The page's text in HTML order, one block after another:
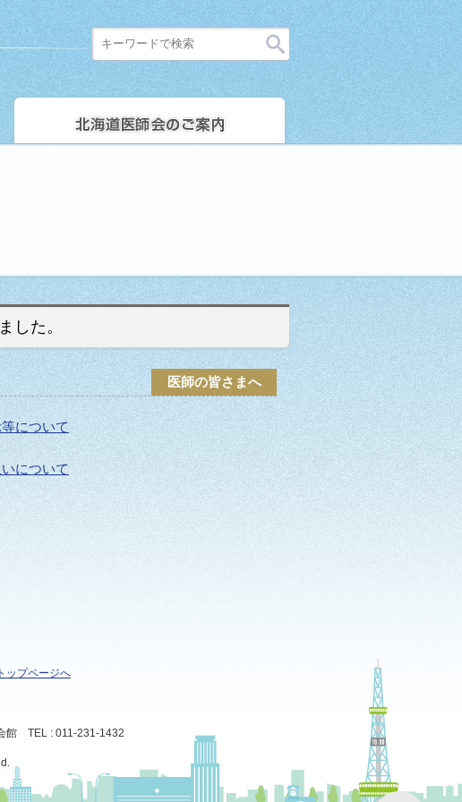
した。
医師の皆さまへ
について
について
トップページへ
館 TEL : 011-231-1432